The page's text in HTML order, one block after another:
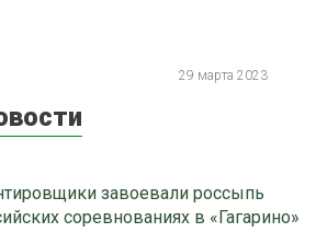
29 марта 2023
завоевали россыпь
соревнованиях в «Гагарино»